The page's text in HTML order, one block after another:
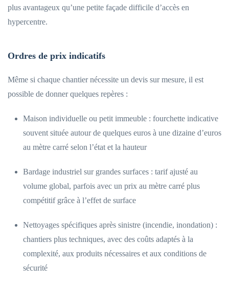
plus avantageux qu’une petite façade difficile d’accès en
hypercentre.
Ordres de prix indicatifs
Même si chaque chantier nécessite un devis sur mesure, il est
possible de donner quelques repères :
Maison individuelle ou petit immeuble : fourchette indicative
souvent située autour de quelques euros à une dizaine d’euros
au mètre carré selon l’état et la hauteur
Bardage industriel sur grandes surfaces : tarif ajusté au
volume global, parfois avec un prix au mètre carré plus
compétitif grâce à l’effet de surface
Nettoyages spécifiques après sinistre (incendie, inondation) :
chantiers plus techniques, avec des coûts adaptés à la
complexité, aux produits nécessaires et aux conditions de
sécurité